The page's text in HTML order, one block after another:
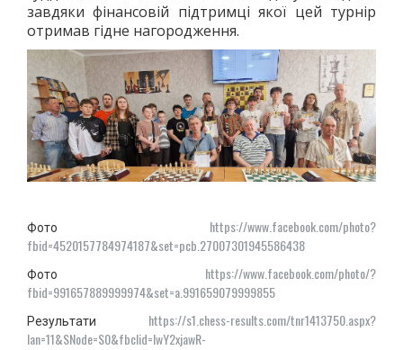
завдяки фінансовій підтримці якої цей турнір
отримав гідне нагородження.
Фото https://www.facebook.com/photo?
fbid=4520157784974187&set=pcb.27007301945586438
Фото https://www.facebook.com/photo/?
fbid=991657889999974&set=a.991659079999855
Результати
https://s1.chess-results.com/tnr1413750.aspx?
lan=11&SNode=S0&fbclid=IwY2xjawR-